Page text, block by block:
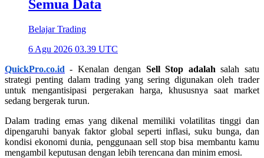
Semua Data
Belajar Trading
6 Agu 2026 03.39 UTC
QuickPro.co.id - Kenalan dengan Sell Stop adalah salah satu
strategi penting dalam trading yang sering digunakan oleh trader
untuk mengantisipasi pergerakan harga, khususnya saat market
sedang bergerak turun.
Dalam trading emas yang dikenal memiliki volatilitas tinggi dan
dipengaruhi banyak faktor global seperti inflasi, suku bunga, dan
kondisi ekonomi dunia, penggunaan sell stop bisa membantu kamu
mengambil keputusan dengan lebih terencana dan minim emosi.